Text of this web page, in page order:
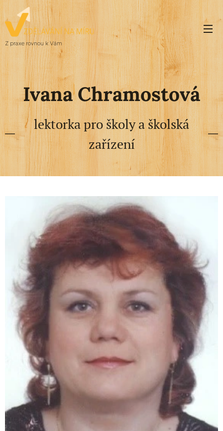
Z praxe rovnou k Vám
Ivana Chramostová
lektorka pro školy a školská
zařízení